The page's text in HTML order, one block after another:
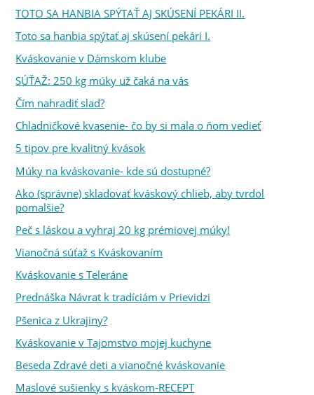
TOTO SA HANBIA SPÝTAŤ AJ SKÚSENÍ PEKÁRI II.
Toto sa hanbia spýtať aj skúsení pekári I.
Kváskovanie v Dámskom klube
SÚŤAŽ: 250 kg múky už čaká na vás
Čím nahradiť slad?
Chladničkové kvasenie- čo by si mala o ňom vedieť
5 tipov pre kvalitný kvások
Múky na kváskovanie- kde sú dostupné?
Ako (správne) skladovať kváskový chlieb, aby tvrdol
pomalšie?
Peč s láskou a vyhraj 20 kg prémiovej múky!
Vianočná súťaž s Kváskovaním
Kváskovanie s Teleráne
Prednáška Návrat k tradíciám v Prievidzi
Pšenica z Ukrajiny?
Kváskovanie v Tajomstvo mojej kuchyne
Beseda Zdravé deti a vianočné kváskovanie
Maslové sušienky s kváskom-RECEPT